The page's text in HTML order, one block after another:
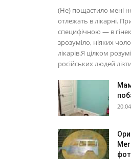
(Не) пощастило мені
отлежать в лікарні.
специфічною — в
зрозуміло, ніяких
лікарів.Я цілком
російських людей